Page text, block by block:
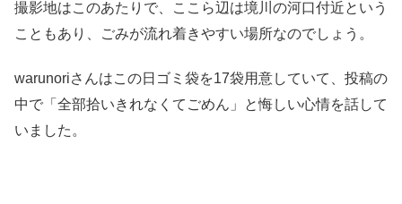
撮影地はこのあたりで、ここら辺は境川の河口付近という
こともあり、ごみが流れ着きやすい場所なのでしょう。
warunoriさんはこの日ゴミ袋を17袋用意していて、投稿の
中で「全部拾いきれなくてごめん」と悔しい心情を話して
いました。